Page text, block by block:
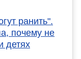
ранить".
почему не
детях